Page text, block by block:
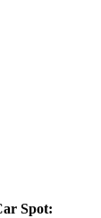
Spot: